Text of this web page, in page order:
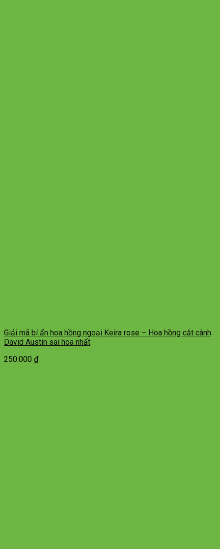
Giải mã bí ẩn hoa hồng ngoại Keira rose – Hoa hồng cắt cành
David Austin sai hoa nhất
250.000 ₫